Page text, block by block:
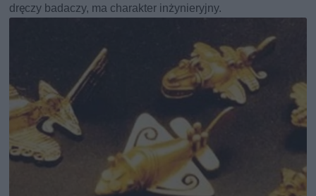
dręczy badaczy, ma charakter inżynieryjny.